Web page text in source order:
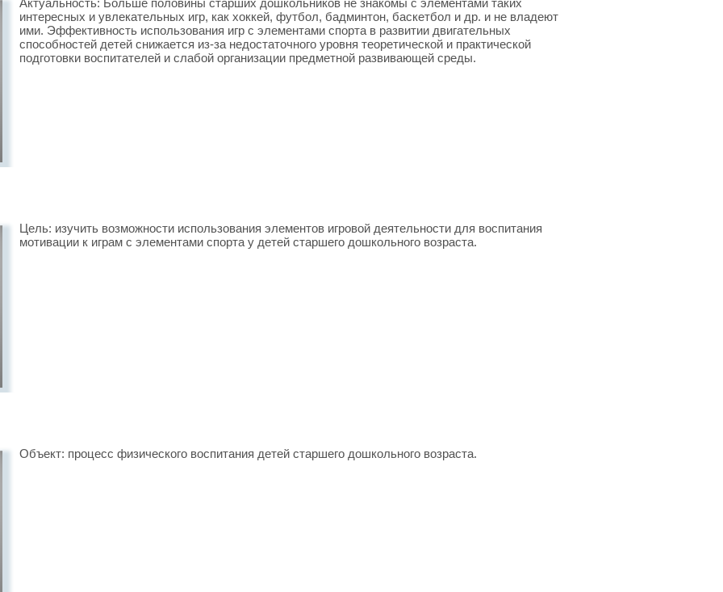
Актуальность: Больше половины старших дошкольников не знакомы с элементами таких
интересных и увлекательных игр, как хоккей, футбол, бадминтон, баскетбол и др. и не владеют
ими. Эффективность использования игр с элементами спорта в развитии двигательных
способностей детей снижается из-за недостаточного уровня теоретической и практической
подготовки воспитателей и слабой организации предметной развивающей среды.
Цель: изучить возможности использования элементов игровой деятельности для воспитания
мотивации к играм с элементами спорта у детей старшего дошкольного возраста.
Объект: процесс физического воспитания детей старшего дошкольного возраста.